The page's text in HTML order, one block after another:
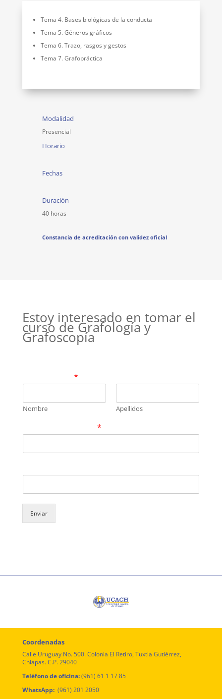
Tema 4. Bases biológicas de la conducta
Tema 5. Géneros gráficos
Tema 6. Trazo, rasgos y gestos
Tema 7. Grafopráctica
Modalidad
Presencial
Horario
Fechas
Duración
40 horas
Constancia de acreditación con validez oficial
Estoy interesado en tomar el
curso de Grafología y
Grafoscopía
*
Nombre Apellidos
*
Enviar
Coordenadas
Calle Uruguay No. 500. Colonia El Retiro, Tuxtla Gutiérrez,
Chiapas. C.P. 29040
Teléfono de oficina:(961) 61 1 17 85
WhatsApp:(961) 201 2050